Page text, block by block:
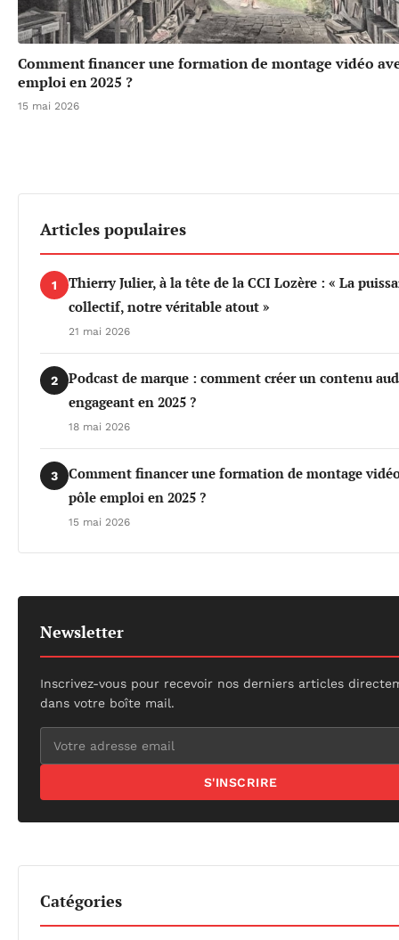
Comment financer une formation de montage vidéo
emploi en 2025 ?
15 mai 2026
Articles populaires
1
Thierry Julier, à la tête de la CCI Lozère : « La
collectif, notre véritable atout »
21 mai 2026
2
Podcast de marque : comment créer un contenu
engageant en 2025 ?
18 mai 2026
3
Comment financer une formation de montage
pôle emploi en 2025 ?
15 mai 2026
Newsletter
Inscrivez-vous pour recevoir nos derniers articles
dans votre boîte mail.
S'INSCRIRE
Catégories